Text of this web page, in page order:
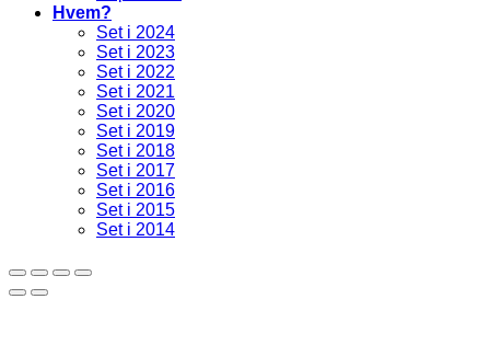
Hvem?
Set i 2024
Set i 2023
Set i 2022
Set i 2021
Set i 2020
Set i 2019
Set i 2018
Set i 2017
Set i 2016
Set i 2015
Set i 2014